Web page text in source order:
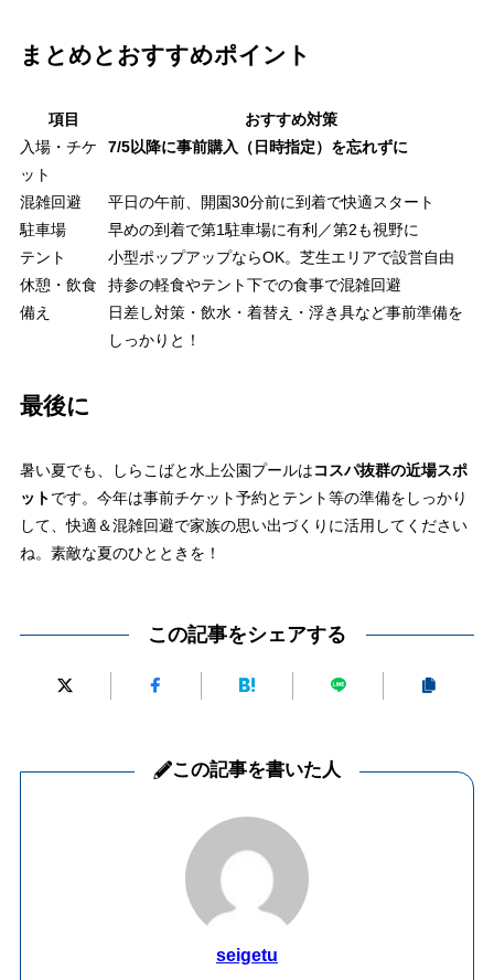
まとめとおすすめポイント
項目
おすすめ対策
入場・チケ
ット
7/5以降に事前購入（日時指定）を忘れずに
混雑回避
平日の午前、開園30分前に到着で快適スタート
駐車場
早めの到着で第1駐車場に有利／第2も視野に
テント
小型ポップアップならOK。芝生エリアで設営自由
休憩・飲食
持参の軽食やテント下での食事で混雑回避
備え
日差し対策・飲水・着替え・浮き具など事前準備を
しっかりと！
最後に
暑い夏でも、しらこばと水上公園プールはコスパ抜群の近場スポ
ットです。今年は事前チケット予約とテント等の準備をしっかり
して、快適＆混雑回避で家族の思い出づくりに活用してください
ね。素敵な夏のひとときを！
この記事をシェアする
この記事を書いた人
seigetu